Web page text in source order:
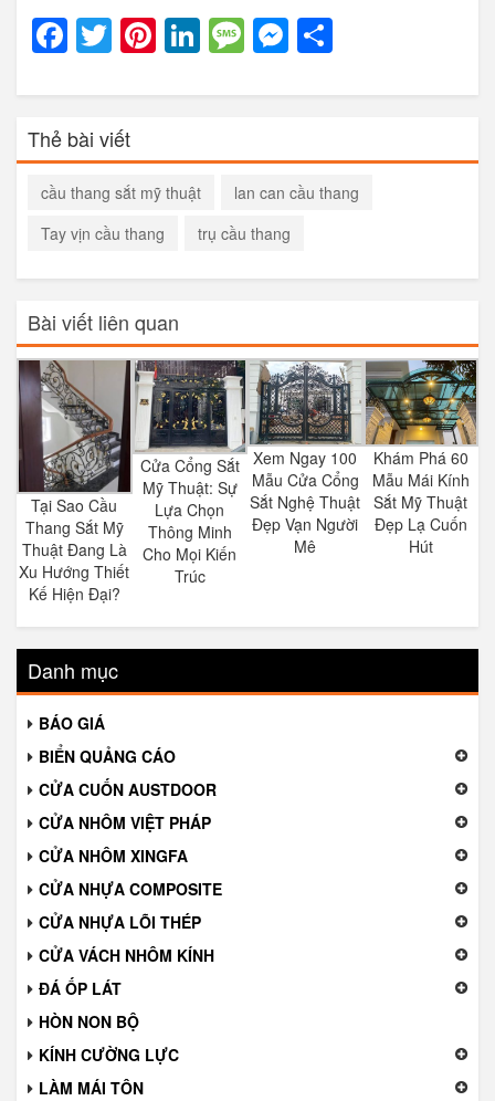
Facebook
Twitter
Pinterest
LinkedIn
Message
Messenger
Thẻ bài viết
cầu thang sắt mỹ thuật
lan can cầu thang
Tay vịn cầu thang
trụ cầu thang
Bài viết liên quan
Tại Sao Cầu
Thang Sắt Mỹ
Thuật Đang Là
Xu Hướng Thiết
Kế Hiện Đại?
Cửa Cổng Sắt
Mỹ Thuật: Sự
Lựa Chọn
Thông Minh
Cho Mọi Kiến
Trúc
Xem Ngay 100
Mẫu Cửa Cổng
Sắt Nghệ Thuật
Đẹp Vạn Người
Mê
Khám Phá 60
Mẫu Mái Kính
Sắt Mỹ Thuật
Đẹp Lạ Cuốn
Hút
Danh mục
BÁO GIÁ
BIỂN QUẢNG CÁO
CỬA CUỐN AUSTDOOR
CỬA NHÔM VIỆT PHÁP
CỬA NHÔM XINGFA
CỬA NHỰA COMPOSITE
CỬA NHỰA LÕI THÉP
CỬA VÁCH NHÔM KÍNH
ĐÁ ỐP LÁT
HÒN NON BỘ
KÍNH CƯỜNG LỰC
LÀM MÁI TÔN